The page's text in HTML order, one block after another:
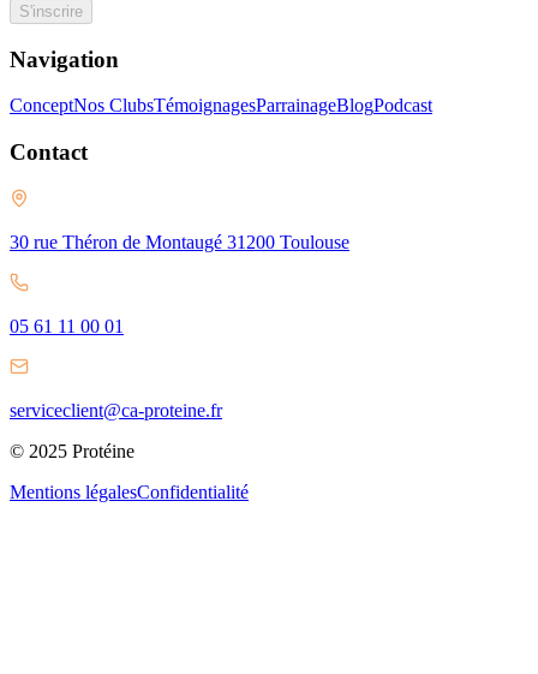
S'inscrire
Navigation
ConceptNos ClubsTémoignagesParrainageBlogPodcast
Contact
30 rue Théron de Montaugé 31200 Toulouse
05 61 11 00 01
serviceclient@ca-proteine.fr
© 2025 Protéine
Mentions légalesConfidentialité